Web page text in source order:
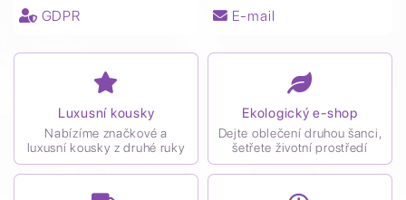
GDPR
E-mail
Luxusní kousky
Nabízíme značkové a
luxusní kousky z druhé ruky
Ekologický e-shop
Dejte oblečení druhou šanci,
šetřete životní prostředí